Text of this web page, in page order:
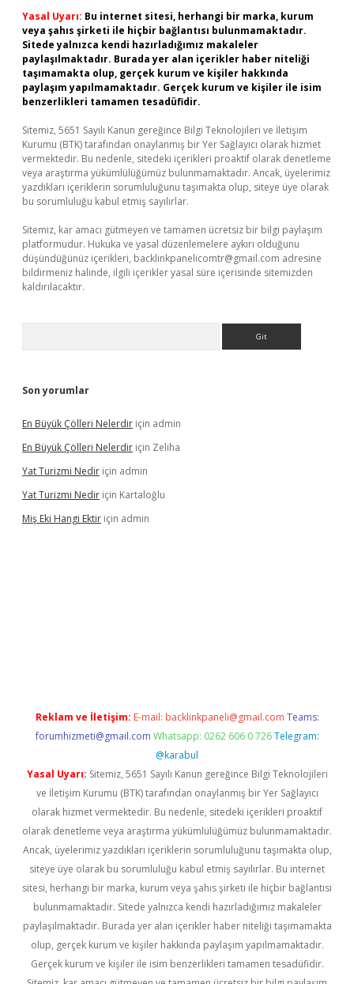
Yasal Uyarı: Bu internet sitesi, herhangi bir marka, kurum
veya şahıs şirketi ile hiçbir bağlantısı bulunmamaktadır.
Sitede yalnızca kendi hazırladığımız makaleler
paylaşılmaktadır. Burada yer alan içerikler haber niteliği
taşımamakta olup, gerçek kurum ve kişiler hakkında
paylaşım yapılmamaktadır. Gerçek kurum ve kişiler ile isim
benzerlikleri tamamen tesadüfidir.
Sitemiz, 5651 Sayılı Kanun gereğince Bilgi Teknolojileri ve İletişim
Kurumu (BTK) tarafından onaylanmış bir Yer Sağlayıcı olarak hizmet
vermektedir. Bu nedenle, sitedeki içerikleri proaktif olarak denetleme
veya araştırma yükümlülüğümüz bulunmamaktadır. Ancak, üyelerimiz
yazdıkları içeriklerin sorumluluğunu taşımakta olup, siteye üye olarak
bu sorumluluğu kabul etmiş sayılırlar.
Sitemiz, kar amacı gütmeyen ve tamamen ücretsiz bir bilgi paylaşım
platformudur. Hukuka ve yasal düzenlemelere aykırı olduğunu
düşündüğünüz içerikleri, backlinkpanelicomtr@gmail.com adresine
bildirmeniz halinde, ilgili içerikler yasal süre içerisinde sitemizden
kaldırılacaktır.
Son yorumlar
En Büyük Çölleri Nelerdir için admin
En Büyük Çölleri Nelerdir için Zeliha
Yat Turizmi Nedir için admin
Yat Turizmi Nedir için Kartaloğlu
Miş Eki Hangi Ektir için admin
Reklam ve İletişim: E-mail: backlinkpaneli@gmail.com Teams:
forumhizmeti@gmail.com Whatsapp: 0262 606 0 726 Telegram:
@karabul
Yasal Uyarı: Sitemiz, 5651 Sayılı Kanun gereğince Bilgi Teknolojileri
ve İletişim Kurumu (BTK) tarafından onaylanmış bir Yer Sağlayıcı
olarak hizmet vermektedir. Bu nedenle, sitedeki içerikleri proaktif
olarak denetleme veya araştırma yükümlülüğümüz bulunmamaktadır.
Ancak, üyelerimiz yazdıkları içeriklerin sorumluluğunu taşımakta olup,
siteye üye olarak bu sorumluluğu kabul etmiş sayılırlar. Bu internet
sitesi, herhangi bir marka, kurum veya şahıs şirketi ile hiçbir bağlantısı
bulunmamaktadır. Sitede yalnızca kendi hazırladığımız makaleler
paylaşılmaktadır. Burada yer alan içerikler haber niteliği taşımamakta
olup, gerçek kurum ve kişiler hakkında paylaşım yapılmamaktadır.
Gerçek kurum ve kişiler ile isim benzerlikleri tamamen tesadüfidir.